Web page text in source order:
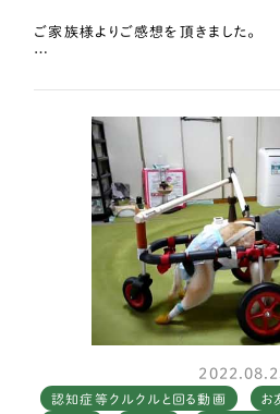
ご家族様よりご感想を頂きました。
けなくなり寝ているときはおとなしい
始めて車いすがなかったら 今頃は
たかもしれません。
信じられないくらい 車いすに乗ると
り速い時もあります。
歩きたいときは歩いて 眠くなった
ぼ吠えることはないです。
本気で寝るときはもちろん横にして寝
車いすがなかったときは 起きている
車いすがなかったら 私たちは寝不
認知症等クルクルと回る動画 お